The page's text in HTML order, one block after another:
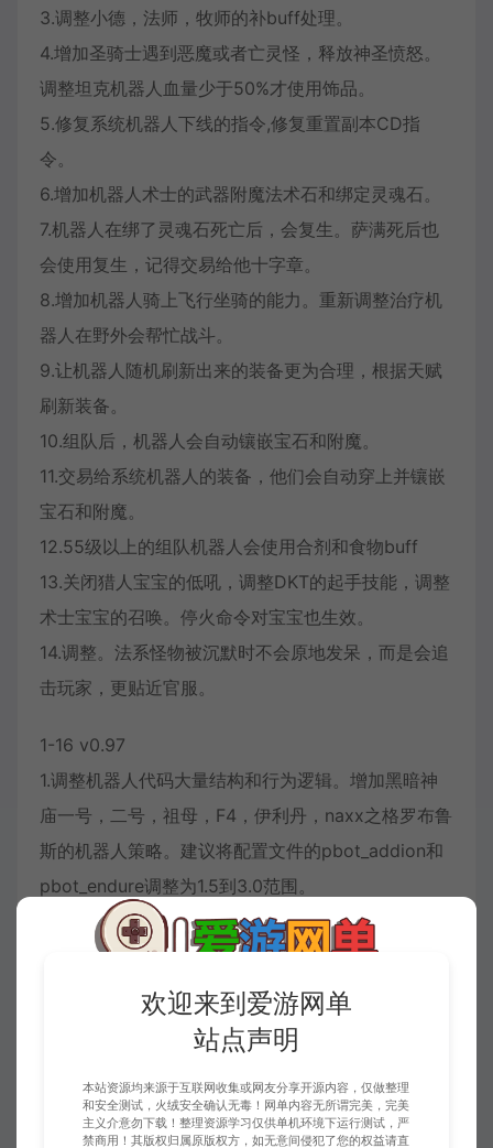
3.调整小德，法师，牧师的补buff处理。
4.增加圣骑士遇到恶魔或者亡灵怪，释放神圣愤怒。
调整坦克机器人血量少于50%才使用饰品。
5.修复系统机器人下线的指令,修复重置副本CD指
令。
6.增加机器人术士的武器附魔法术石和绑定灵魂石。
7.机器人在绑了灵魂石死亡后，会复生。萨满死后也
会使用复生，记得交易给他十字章。
8.增加机器人骑上飞行坐骑的能力。重新调整治疗机
器人在野外会帮忙战斗。
9.让机器人随机刷新出来的装备更为合理，根据天赋
刷新装备。
10.组队后，机器人会自动镶嵌宝石和附魔。
11.交易给系统机器人的装备，他们会自动穿上并镶嵌
宝石和附魔。
12.55级以上的组队机器人会使用合剂和食物buff
13.关闭猎人宝宝的低吼，调整DKT的起手技能，调整
术士宝宝的召唤。停火命令对宝宝也生效。
14.调整。法系怪物被沉默时不会原地发呆，而是会追
击玩家，更贴近官服。
1-16 v0.97
1.调整机器人代码大量结构和行为逻辑。增加黑暗神
庙一号，二号，祖母，F4，伊利丹，naxx之格罗布鲁
斯的机器人策略。建议将配置文件的pbot_addion和
pbot_endure调整为1.5到3.0范围。
tips：就算是增加了策略，机器人也不会带你躺赢，
记得视情况使用命令手动控制一下。
2.猎人使用准备就绪宕机问题，调整猎人机器人换子
弹时候清空包裹问题
4.调整黑暗神庙阿卡玛触发问题
5.调整战场机器人使用高级技能问题。
欢迎来到爱游网单
站点声明
本站资源均来源于互联网收集或网友分享开源内容，仅做整理
和安全测试，火绒安全确认无毒！网单内容无所谓完美，完美
主义介意勿下载！整理资源学习仅供单机环境下运行测试，严
禁商用！其版权归属原版权方，如无意间侵犯了您的权益请直